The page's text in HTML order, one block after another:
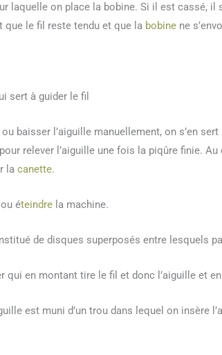
laquelle on place la bobine. Si il est cassé, il
que le fil reste tendu et que la bobine ne
sert à guider le fil
baisser l’aiguille manuellement, on s’en
relever l’aiguille une fois la piqûre finie.
la canette.
éteindre la machine.
de disques superposés entre lesquels
qui en montant tire le fil et donc l’aiguille et
est muni d’un trou dans lequel on insère